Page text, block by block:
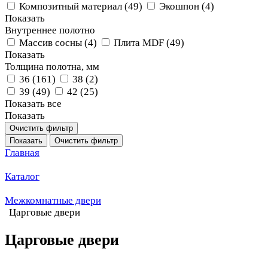
Композитный материал (49) Экошпон (4)
Показать
Внутреннее полотно
Массив сосны (4) Плита MDF (49)
Показать
Толщина полотна, мм
36 (161) 38 (2)
39 (49) 42 (25)
Показать все
Показать
Очистить фильтр
Показать
Очистить фильтр
Главная
Каталог
Межкомнатные двери
Царговые двери
Царговые двери